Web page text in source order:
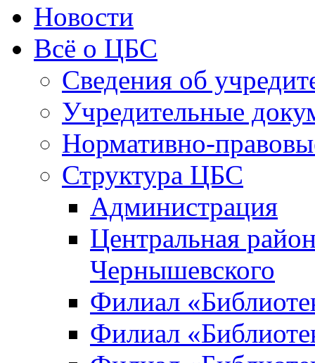
Новости
Всё о ЦБС
Сведения об
Учредительные
Нормативно-
Структура ЦБС
Администрация
Центральная
Чернышевского
Филиал
Филиал